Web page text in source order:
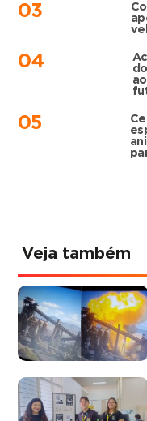
03
04
05
Veja também